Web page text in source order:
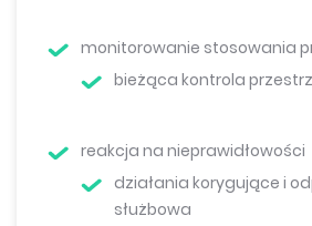
monitorowanie stosowania
bieżąca kontrola
reakcja na nieprawidłowości
działania korygujące i
służbowa